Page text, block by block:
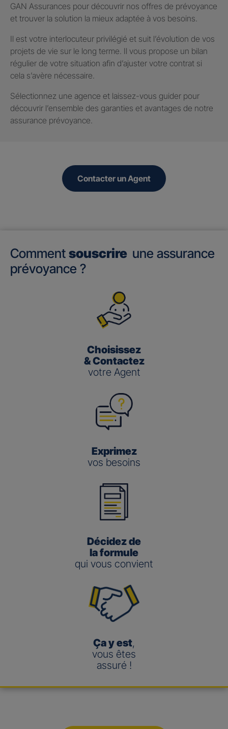
GAN Assurances pour découvrir nos offres de prévoyance
et trouver la solution la mieux adaptée à vos besoins.
Il est votre interlocuteur privilégié et suit l’évolution de vos
projets de vie sur le long terme. Il vous propose un bilan
régulier de votre situation afin d’ajuster votre contrat si
cela s’avère nécessaire.
Sélectionnez une agence et laissez-vous guider pour
découvrir l’ensemble des garanties et avantages de notre
assurance prévoyance.
Contacter un Agent
Comment souscrire une assurance
prévoyance ?
Choisissez
& Contactez
votre Agent
Exprimez
vos besoins
Décidez de
la formule
qui vous convient
Ça y est,
vous êtes
assuré !